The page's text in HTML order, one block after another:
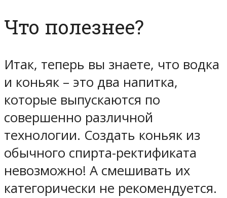
Что полезнее?
Итак, теперь вы знаете, что водка
и коньяк – это два напитка,
которые выпускаются по
совершенно различной
технологии. Создать коньяк из
обычного спирта-ректификата
невозможно! А смешивать их
категорически не рекомендуется.